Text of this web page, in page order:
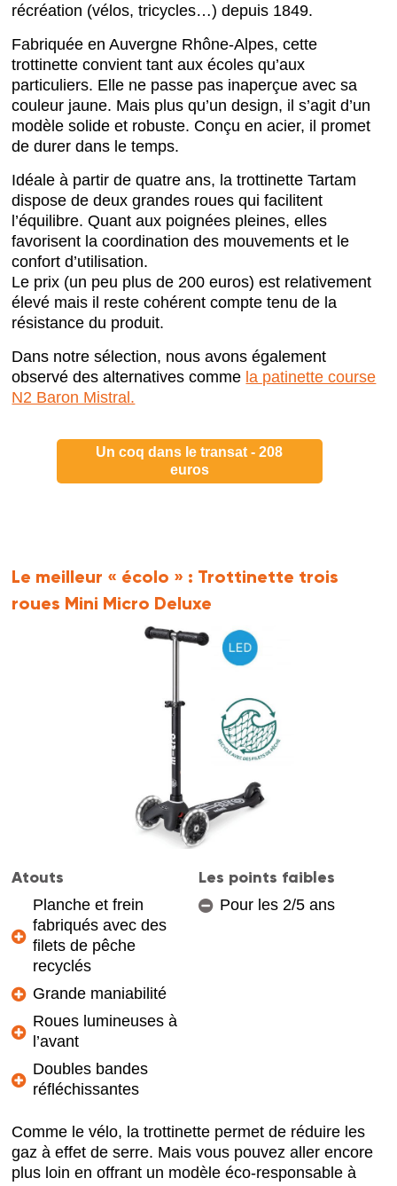
récréation (vélos, tricycles…) depuis 1849.
Fabriquée en Auvergne Rhône-Alpes, cette
trottinette convient tant aux écoles qu’aux
particuliers. Elle ne passe pas inaperçue avec sa
couleur jaune. Mais plus qu’un design, il s’agit d’un
modèle solide et robuste. Conçu en acier, il promet
de durer dans le temps.
Idéale à partir de quatre ans, la trottinette Tartam
dispose de deux grandes roues qui facilitent
l’équilibre. Quant aux poignées pleines, elles
favorisent la coordination des mouvements et le
confort d’utilisation.
Le prix (un peu plus de 200 euros) est relativement
élevé mais il reste cohérent compte tenu de la
résistance du produit.
Dans notre sélection, nous avons également
observé des alternatives comme la patinette course
N2 Baron Mistral.
Un coq dans le transat - 208
euros
Le meilleur « écolo » : Trottinette trois
roues Mini Micro Deluxe
Atouts
Planche et frein
fabriqués avec des
filets de pêche
recyclés
Grande maniabilité
Roues lumineuses à
l’avant
Doubles bandes
réfléchissantes
Les points faibles
Pour les 2/5 ans
Comme le vélo, la trottinette permet de réduire les
gaz à effet de serre. Mais vous pouvez aller encore
plus loin en offrant un modèle éco-responsable à